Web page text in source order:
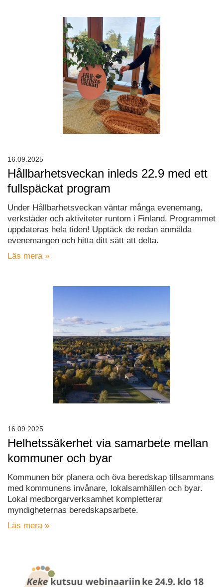
Hållbarhetsveckan inleds 22.9 med ett
fullspäckat program
Under Hållbarhetsveckan väntar många evenemang,
verkstäder och aktiviteter runtom i Finland. Programmet
uppdateras hela tiden! Upptäck de redan anmälda
evenemangen och hitta ditt sätt att delta.
Läs mera »
16.09.2025
Helhetssäkerhet via samarbete mellan
kommuner och byar
Kommunen bör planera och öva beredskap tillsammans
med kommunens invånare, lokalsamhällen och byar.
Lokal medborgarverksamhet kompletterar
myndigheternas beredskapsarbete.
Läs mera »
16.09.2025